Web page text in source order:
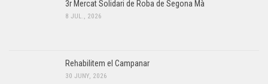
3r Mercat Solidari de Roba de Segona Mà
8 JUL., 2026
Rehabilitem el Campanar
30 JUNY, 2026